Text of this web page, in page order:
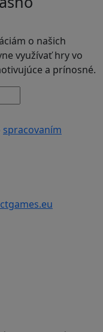
o našich
využívať hry vo
a prínosné.
spracovaním